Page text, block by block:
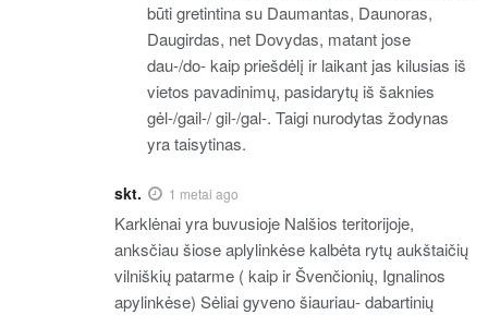
būti gretintina su Daumantas, Daunoras,
Daugirdas, net Dovydas, matant jose
dau-/do- kaip priešdėlį ir laikant jas kilusias iš
vietos pavadinimų, pasidarytų iš šaknies
gėl-/gail-/ gil-/gal-. Taigi nurodytas žodynas
yra taisytinas.
skt. 1 metai ago
Karklėnai yra buvusioje Nalšios teritorijoje,
anksčiau šiose aplylinkėse kalbėta rytų aukštaičių
vilniškių patarme ( kaip ir Švenčionių, Ignalinos
apylinkėse) Sėliai gyveno šiauriau- dabartinių